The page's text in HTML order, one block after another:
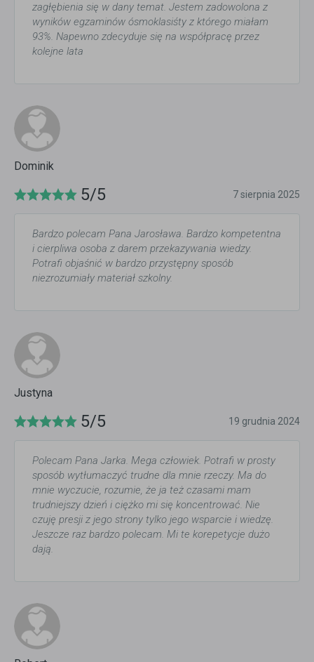
zagłębienia się w dany temat. Jestem zadowolona z
wyników egzaminów ósmoklasiśty z którego miałam
93%. Napewno zdecyduje się na współpracę przez
kolejne lata
Dominik
5/5 7 sierpnia 2025
Bardzo polecam Pana Jarosława. Bardzo kompetentna
i cierpliwa osoba z darem przekazywania wiedzy.
Potrafi objaśnić w bardzo przystępny sposób
niezrozumiały materiał szkolny.
Justyna
5/5 19 grudnia 2024
Polecam Pana Jarka. Mega człowiek. Potrafi w prosty
sposób wytłumaczyć trudne dla mnie rzeczy. Ma do
mnie wyczucie, rozumie, że ja też czasami mam
trudniejszy dzień i ciężko mi się koncentrować. Nie
czuję presji z jego strony tylko jego wsparcie i wiedzę.
Jeszcze raz bardzo polecam. Mi te korepetycje dużo
dają.